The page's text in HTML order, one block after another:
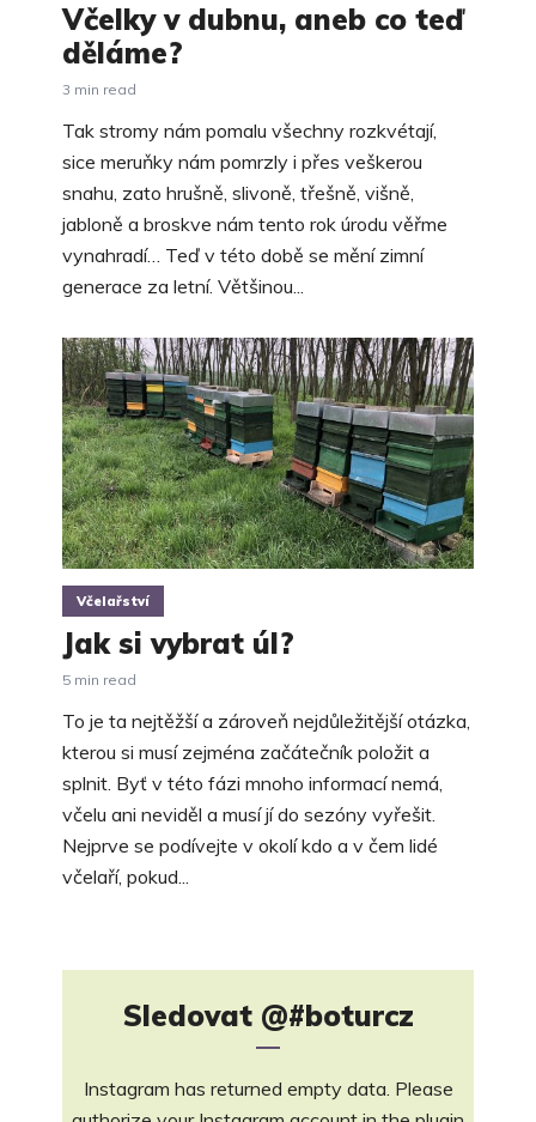
Včelky v dubnu, aneb co teď
děláme?
3 min read
Tak stromy nám pomalu všechny rozkvétají,
sice meruňky nám pomrzly i přes veškerou
snahu, zato hrušně, slivoně, třešně, višně,
jabloně a broskve nám tento rok úrodu věřme
vynahradí… Teď v této době se mění zimní
generace za letní. Většinou...
Včelařství
Jak si vybrat úl?
5 min read
To je ta nejtěžší a zároveň nejdůležitější otázka,
kterou si musí zejména začátečník položit a
splnit. Byť v této fázi mnoho informací nemá,
včelu ani neviděl a musí jí do sezóny vyřešit.
Nejprve se podívejte v okolí kdo a v čem lidé
včelaří, pokud...
Sledovat @#boturcz
Instagram has returned empty data. Please